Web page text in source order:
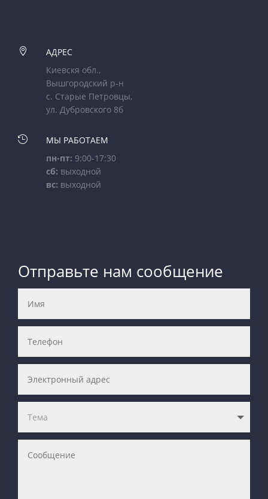

АДРЕС
Киевскя обл.,
Вышгородский р-н
с. Старые Петровцы,
ул. Дубровского 8б

МЫ РАБОТАЕМ
пн-пт: 9:00-17:30
сб: выходной
вс: выходной
Отправьте нам сообщение